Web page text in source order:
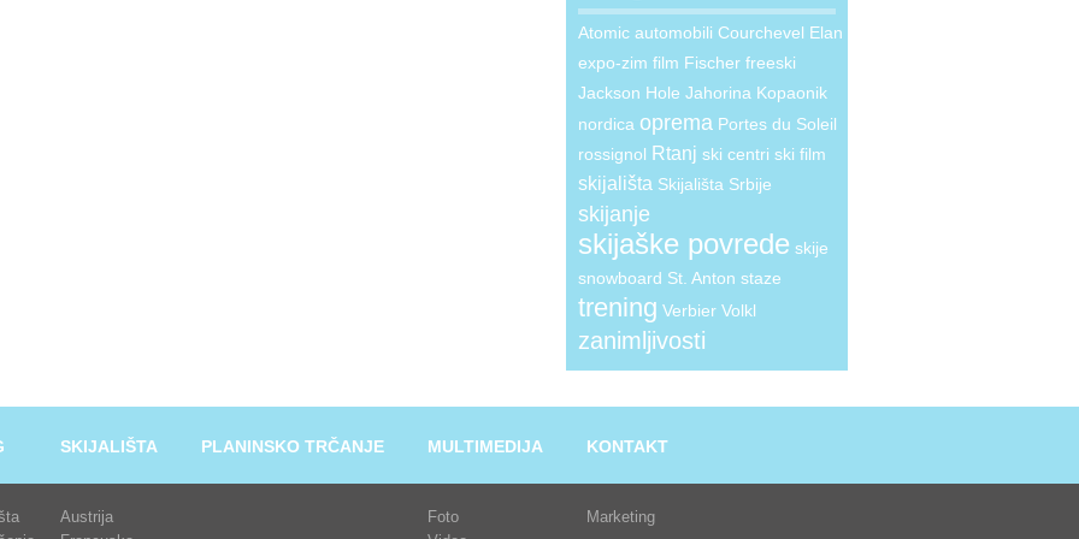
Atomic automobili Courchevel Elan
expo-zim film Fischer freeski
Jackson Hole Jahorina Kopaonik
nordica oprema Portes du Soleil
rossignol Rtanj ski centri ski film
skijališta Skijališta Srbije
skijanje
skijaške povrede skije
snowboard St. Anton staze
trening Verbier Volkl
zanimljivosti
SKIJALIŠTA
Austrija
PLANINSKO TRČANJE MULTIMEDIJA
Foto
KONTAKT
Marketing